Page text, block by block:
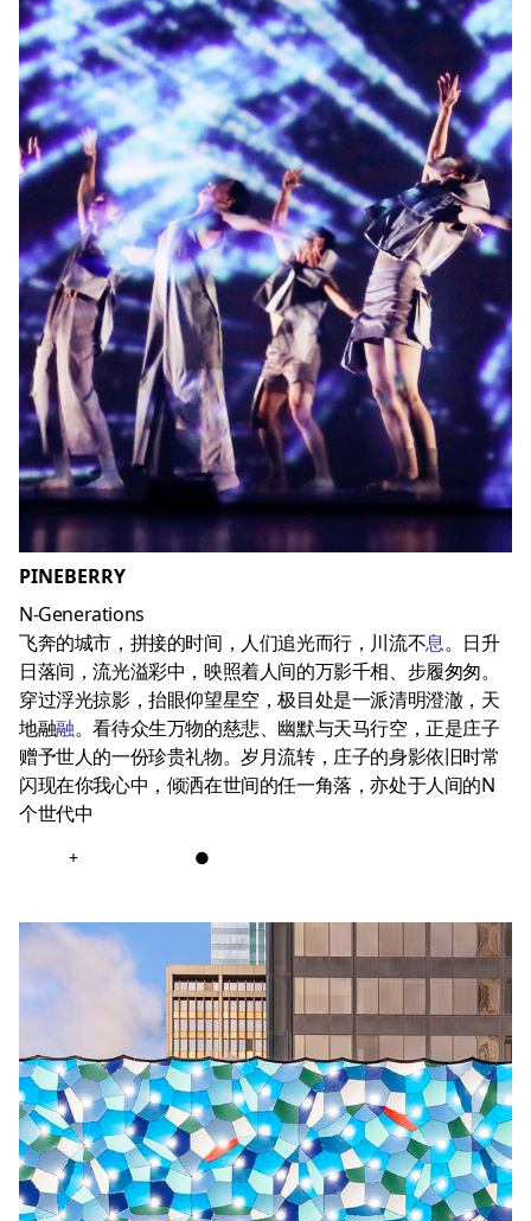
PINEBERRY
N-Generations
飞奔的城市，拼接的时间，人们追光而行，川流不息。日升
日落间，流光溢彩中，映照着人间的万影千相、步履匆匆。
穿过浮光掠影，抬眼仰望星空，极目处是一派清明澄澈，天
地融融。看待众生万物的慈悲、幽默与天马行空，正是庄子
赠予世人的一份珍贵礼物。岁月流转，庄子的身影依旧时常
闪现在你我心中，倾洒在世间的任一角落，亦处于人间的N
个世代中
+ ●